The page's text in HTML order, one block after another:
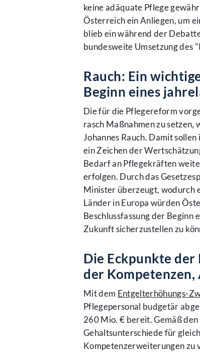
keine adäquate Pflege
Österreich ein Anliegen, um
blieb ein während der
bundesweite Umsetzung des
Rauch: Ein
Beginn eines
Die für die Pflegereform
rasch Maßnahmen zu
Johannes Rauch. Damit
ein Zeichen der
Bedarf an Pflegekräften
erfolgen. Durch das
Minister überzeugt, wodurch
Länder in Europa würden
Beschlussfassung der Beginn
Zukunft sicherzustellen zu
Die Eckpunkte
der Kompetenzen,
Mit dem Entgelterhöhungs-
Pflegepersonal budgetär
260 Mio. € bereit. Gemäß
Gehaltsunterschiede für
Kompetenzerweiterungen zu